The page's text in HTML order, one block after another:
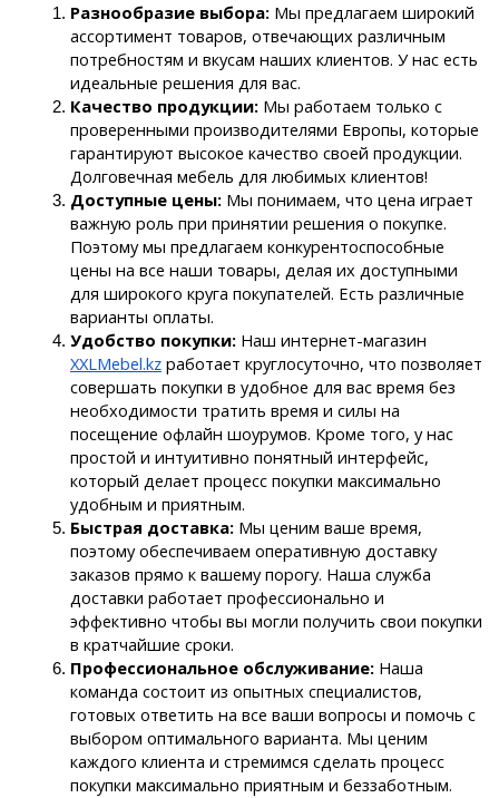
Разнообразие выбора: Мы предлагаем широкий
ассортимент товаров, отвечающих различным
потребностям и вкусам наших клиентов. У нас есть
идеальные решения для вас.
Качество продукции: Мы работаем только с
проверенными производителями Европы, которые
гарантируют высокое качество своей продукции.
Долговечная мебель для любимых клиентов!
Доступные цены: Мы понимаем, что цена играет
важную роль при принятии решения о покупке.
Поэтому мы предлагаем конкурентоспособные
цены на все наши товары, делая их доступными
для широкого круга покупателей. Есть различные
варианты оплаты.
Удобство покупки:
XXLMebel.kz работает круглосуточно, что позволяет
совершать покупки в удобное для вас время без
необходимости тратить время и силы на
посещение офлайн шоурумов. Кроме того, у нас
простой и интуитивно понятный интерфейс,
который делает процесс покупки максимально
удобным и приятным.
Быстрая доставка: Мы ценим ваше время,
поэтому обеспечиваем оперативную доставку
заказов прямо к вашему порогу. Наша служба
доставки работает профессионально и
эффективно чтобы вы могли получить свои покупки
в кратчайшие сроки.
Профессиональное обслуживание: Наша
команда состоит из опытных специалистов,
готовых ответить на все ваши вопросы и помочь с
выбором оптимального варианта. Мы ценим
каждого клиента и стремимся сделать процесс
покупки максимально приятным и беззаботным.